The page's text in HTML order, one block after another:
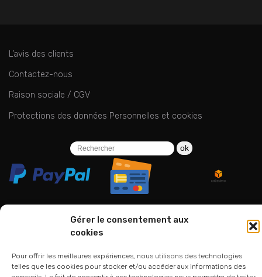
Gérer le consentement aux
cookies
Pour offrir les meilleures expériences, nous utilisons des technologies
telles que les cookies pour stocker et/ou accéder aux informations des
L’avis des clients
Contactez-nous
Raison sociale / CGV
Protections des données Personnelles et cookies
ok
01 75 33 00 85